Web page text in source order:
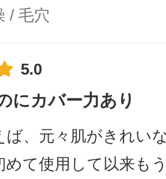
/ 毛穴
5.0
にカバー力あり
ば、元々肌がきれい
めて使用して以来も